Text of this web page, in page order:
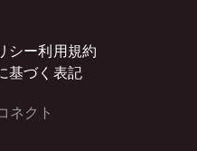
シー利用規約
基づく表記
ネクト